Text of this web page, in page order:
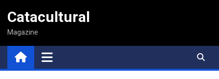
contenido
Catacultural
Magazine